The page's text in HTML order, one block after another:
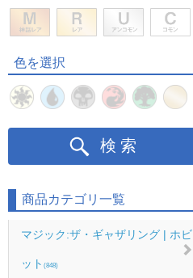
色を選択
検索
商品カテゴリ一覧
マジック:ザ・ギャザリング | ホビ
ット (848)